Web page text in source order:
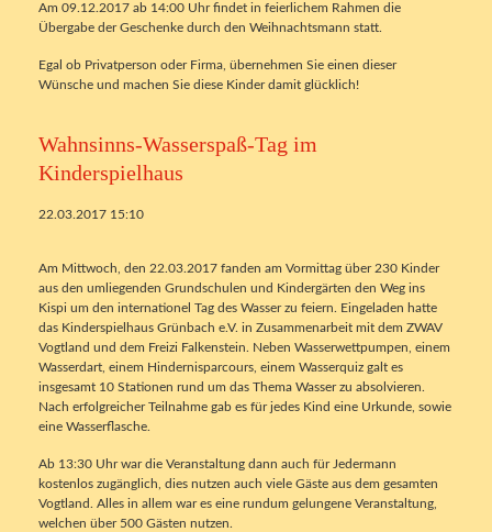
Am 09.12.2017 ab 14:00 Uhr findet in feierlichem Rahmen die
Übergabe der Geschenke durch den Weihnachtsmann statt.
Egal ob Privatperson oder Firma, übernehmen Sie einen dieser
Wünsche und machen Sie diese Kinder damit glücklich!
Wahnsinns-Wasserspaß-Tag im
Kinderspielhaus
22.03.2017 15:10
Am Mittwoch, den 22.03.2017 fanden am Vormittag über 230 Kinder
aus den umliegenden Grundschulen und Kindergärten den Weg ins
Kispi um den internationel Tag des Wasser zu feiern. Eingeladen hatte
das Kinderspielhaus Grünbach e.V. in Zusammenarbeit mit dem ZWAV
Vogtland und dem Freizi Falkenstein. Neben Wasserwettpumpen, einem
Wasserdart, einem Hindernisparcours, einem Wasserquiz galt es
insgesamt 10 Stationen rund um das Thema Wasser zu absolvieren.
Nach erfolgreicher Teilnahme gab es für jedes Kind eine Urkunde, sowie
eine Wasserflasche.
Ab 13:30 Uhr war die Veranstaltung dann auch für Jedermann
kostenlos zugänglich, dies nutzen auch viele Gäste aus dem gesamten
Vogtland. Alles in allem war es eine rundum gelungene Veranstaltung,
welchen über 500 Gästen nutzen.